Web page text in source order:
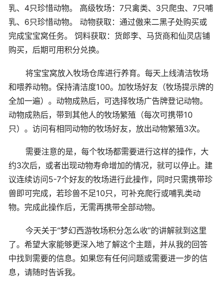
乳、4只珍惜动物。 高级牧场：7只禽类、3只爬虫、7只哺
乳、6只珍惜动物。 动物获取：通过傲来二黑子处购买或
完成宝宝窝任务。 饲料获取：货郎李、马货商和仙灵店铺
购买，后期可用积分兑换。
将宝宝窝放入牧场仓库进行养育。每天上线清洁牧场
和喂养动物。保持清洁度100。加牧场好友（牧场提示牌的
全加一遍）。动物成熟后，可选择牧场广告牌登记动物。
动物成熟后，带到其他人的牧场繁殖（每次可携带10
只）。访问有相同动物的牧场好友，放出动物繁殖3次。
需要注意的是，每个牧场都需要进行这样的操作，大
约3次后，或者出现动物寿命增加的情况，就可以停止。建
议连续访问5-7个好友的牧场进行此操作，同时只需携带珍
兽即可完成，若珍兽不足10只，可补充爬行或哺乳类动
物。完成此操作后，无需再携带全部动物。
今天关于“梦幻西游牧场积分怎么收”的讲解就到这里
了。希望大家能够更深入地了解这个主题，并从我的回答
中找到需要的信息。如果您有任何问题或需要进一步的信
息，请随时告诉我。